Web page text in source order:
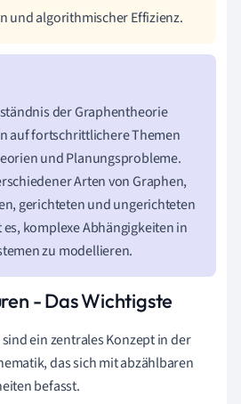
und algorithmischer Effizienz.
der Graphentheorie
auf fortschrittlichere Themen
und Planungsprobleme.
Arten von Graphen,
gerichteten und ungerichteten
komplexe Abhängigkeiten in
zu modellieren.
- Das Wichtigste
ein zentrales Konzept in der
das sich mit abzählbaren
befasst.